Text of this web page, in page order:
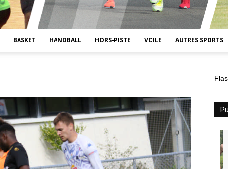
BASKET HANDBALL HORS-PISTE VOILE AUTRES SPORTS